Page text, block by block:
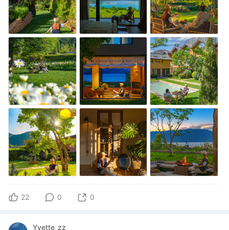
22 0 0
Yvette_zz